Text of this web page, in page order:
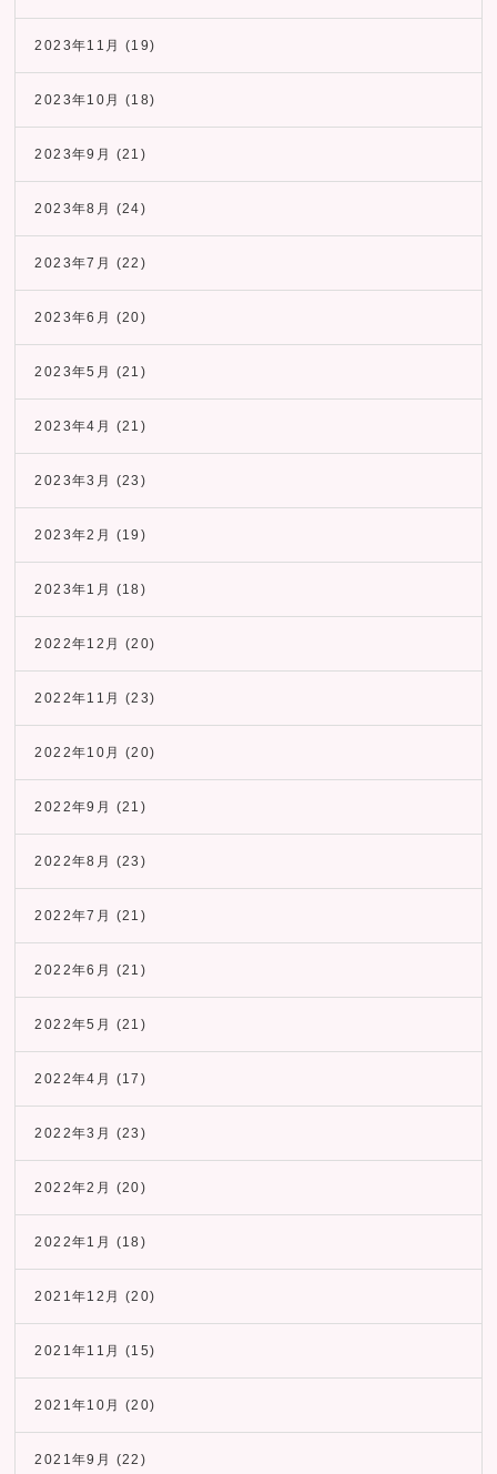
2023年11月 (19)
2023年10月 (18)
2023年9月 (21)
2023年8月 (24)
2023年7月 (22)
2023年6月 (20)
2023年5月 (21)
2023年4月 (21)
2023年3月 (23)
2023年2月 (19)
2023年1月 (18)
2022年12月 (20)
2022年11月 (23)
2022年10月 (20)
2022年9月 (21)
2022年8月 (23)
2022年7月 (21)
2022年6月 (21)
2022年5月 (21)
2022年4月 (17)
2022年3月 (23)
2022年2月 (20)
2022年1月 (18)
2021年12月 (20)
2021年11月 (15)
2021年10月 (20)
2021年9月 (22)